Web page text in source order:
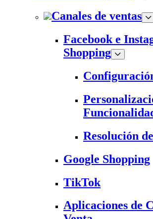
Canales de ventas
Facebook e
Shopping
Resolución
Google Shopping
TikTok
Aplicaciones de